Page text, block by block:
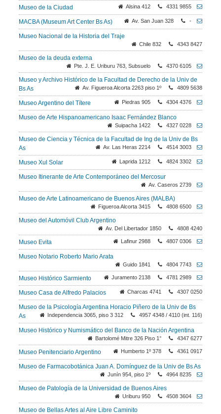
Museo de la Ciudad Alsina 412 4331 9855
MACBA (Museum Art Center Bs As) Av. San Juan 328 -
Museo Nacional de la Historia del Traje
Chile 832 4343 8427
Museo de la deuda externa
Pte. J. E. Uriburu 763, Subsuelo 4370 6105
Museo y Archivo Histórico de la Facultad de Derecho de la Univ de
Bs As
Av. Figueroa Alcorta 2263 piso 1º 4809 5638
Museo Argentino del Títere Piedras 905 4304 4376
Museo de Arte Hispanoamericano Isaac Fernández Blanco
Suipacha 1422 4327 0228
Museo de Ciencia y Técnica de la Facultad de Ing de la Univ de Bs
As
Av. Las Heras 2214 4514 3003
Museo Xul Solar Laprida 1212 4824 3302
Museo Itinerante de Arte Contemporáneo del Mercosur
Av. Caseros 2739
Museo de Arte Latinoamericano de Buenos Aires (MALBA)
Figueroa Alcorta 3415 4808 6500
Museo del Automóvil Club Argentino
Av. Del Libertador 1850 4808 4240
Museo Evita Lafinur 2988 4807 0306
Museo Notario Roberto Mario Arata
Guido 1841 4804 7743
Museo Histórico Sarmiento Juramento 2138 4781 2989
Museo Casa de Alfredo Palacios Charcas 4741 4307 0250
Museo de la Psicología Argentina Horacio Piñero de la Univ de Bs
As
Independencia 3065, piso 3 312 4957 4348 / 4110 (int. 116)
Museo Histórico y Numismático del Banco de la Nación Argentina
Bartolomé Mitre 326 Piso 1° 4347 6277
Museo Penitenciario Argentino Humberto 1º 378 4361 0917
Museo de Farmacobotánica Juan A. Domínguez de la Univ de Bs As
Junín 954, piso 1º 4964 8235
Museo de Patología de la Universidad de Buenos Aires
Uriburu 950 4508 3604
Museo de Bellas Artes al Aire Libre Caminito